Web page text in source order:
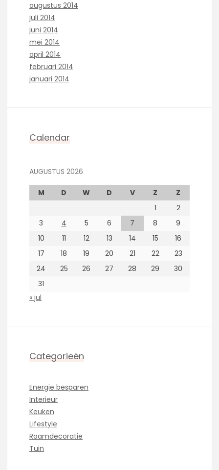
augustus 2014
juli 2014
juni 2014
mei 2014
april 2014
februari 2014
januari 2014
Calendar
AUGUSTUS 2026
M D W D V Z
Z
1
2
3
4 5 6 7 8
9
10
11 12 13 14 15
16
17
18 19 20 21 22
23
24
25 26 27 28 29
30
31
« jul
Categorieën
Energie besparen
Interieur
Keuken
Lifestyle
Raamdecoratie
Tuin